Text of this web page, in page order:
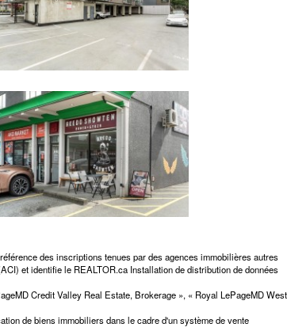
des inscriptions tenues par des agences immobilières autres
et identifie le REALTOR.ca Installation de distribution de données
Credit Valley Real Estate, Brokerage », « Royal LePageMD West
de biens immobiliers dans le cadre d'un système de vente